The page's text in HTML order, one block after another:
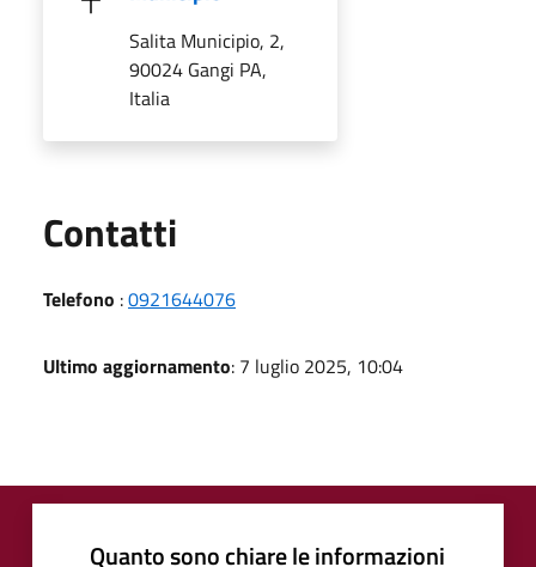
Salita Municipio, 2,
90024 Gangi PA,
Italia
Contatti
Telefono :0921644076
Ultimo aggiornamento: 7 luglio 2025, 10:04
Quanto sono chiare le informazioni